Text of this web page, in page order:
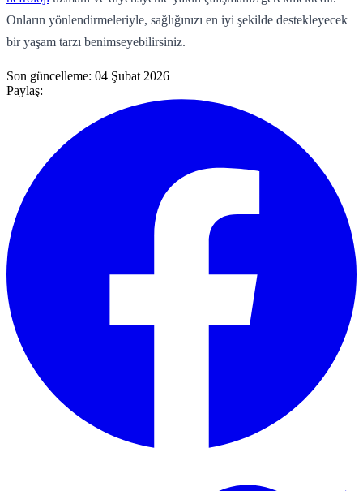
Onların yönlendirmeleriyle, sağlığınızı en iyi şekilde destekleyecek
bir yaşam tarzı benimseyebilirsiniz.
Son güncelleme: 04 Şubat 2026
Paylaş: